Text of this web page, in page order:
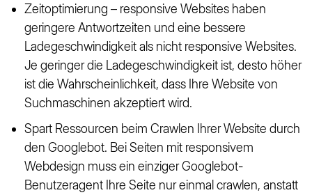
Zeitoptimierung – responsive Websites haben
geringere Antwortzeiten und eine bessere
Ladegeschwindigkeit als nicht responsive Websites.
Je geringer die Ladegeschwindigkeit ist, desto höher
ist die Wahrscheinlichkeit, dass Ihre Website von
Suchmaschinen akzeptiert wird.
Spart Ressourcen beim Crawlen Ihrer Website durch
den Googlebot. Bei Seiten mit responsivem
Webdesign muss ein einziger Googlebot-
Benutzeragent Ihre Seite nur einmal crawlen, anstatt